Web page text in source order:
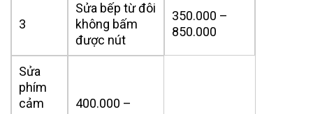
3
Sửa bếp từ đôi
không bấm
được nút
350.000 –
850.000
Sửa
phím
cảm
400.000 –